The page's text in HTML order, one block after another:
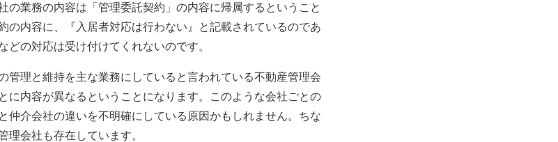
の業務の内容は「管理委託契約」の内容に帰属するということ
の内容に、『入居者対応は行わない』と記載されているのであ
どの対応は受け付けてくれないのです。
管理と維持を主な業務にしていると言われている不動産管理会
に内容が異なるということになります。このような会社ごとの
仲介会社の違いを不明確にしている原因かもしれません。ちな
理会社も存在しています。